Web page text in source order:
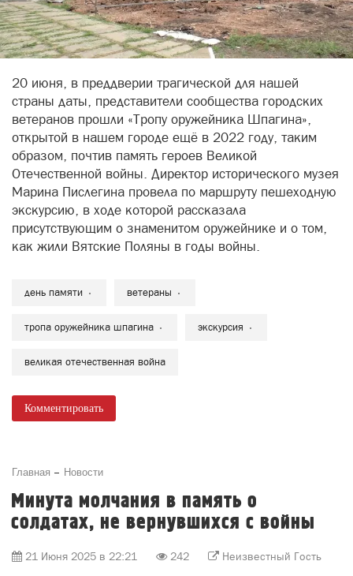
20 июня, в преддверии трагической для нашей
страны даты, представители сообщества городских
ветеранов прошли «Тропу оружейника Шпагина»,
открытой в нашем городе ещё в 2022 году, таким
образом, почтив память героев Великой
Отечественной войны. Директор исторического музея
Марина Пислегина провела по маршруту пешеходную
экскурсию, в ходе которой рассказала
присутствующим о знаменитом оружейнике и о том,
как жили Вятские Поляны в годы войны.
день памяти ветераны
тропа оружейника шпагина экскурсия
великая отечественная война
Комментировать
Главная Новости
Минута молчания в память о
солдатах, не вернувшихся с войны
21 Июня 2025 в 22:21 242 Неизвестный Гость